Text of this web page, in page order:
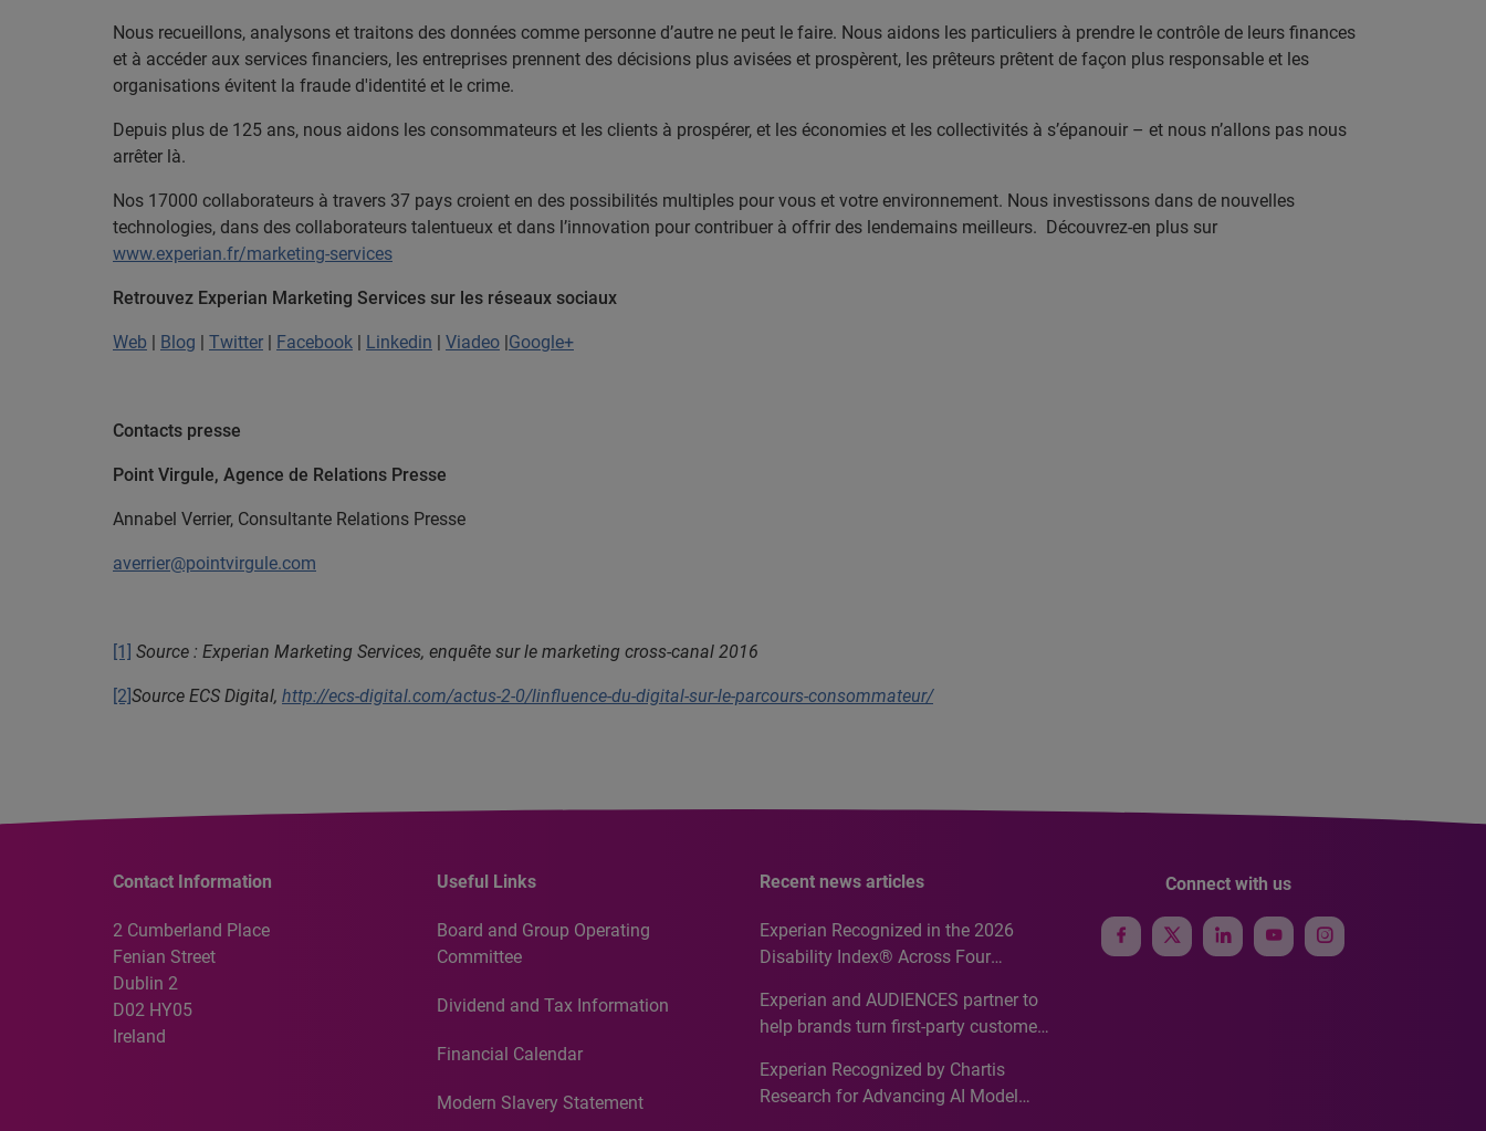
Nous recueillons, analysons et traitons des données comme personne d’autre ne peut le faire. Nous aidons les particuliers à prendre le contrôle de leurs finances
et à accéder aux services financiers, les entreprises prennent des décisions plus avisées et prospèrent, les prêteurs prêtent de façon plus responsable et les
organisations évitent la fraude d'identité et le crime.
Depuis plus de 125 ans, nous aidons les consommateurs et les clients à prospérer, et les économies et les collectivités à s’épanouir – et nous n’allons pas nous
arrêter là.
Nos 17000 collaborateurs à travers 37 pays croient en des possibilités multiples pour vous et votre environnement. Nous investissons dans de nouvelles
technologies, dans des collaborateurs talentueux et dans l’innovation pour contribuer à offrir des lendemains meilleurs. Découvrez-en plus sur
www.experian.fr/marketing-services
Retrouvez Experian Marketing Services sur les réseaux sociaux
Web | Blog | Twitter | Facebook | Linkedin | Viadeo |Google+
Contacts presse
Point Virgule, Agence de Relations Presse
Annabel Verrier, Consultante Relations Presse
averrier@pointvirgule.com
[1] Source : Experian Marketing Services, enquête sur le marketing cross-canal 2016
[2]Source ECS Digital, http://ecs-digital.com/actus-2-0/linfluence-du-digital-sur-le-parcours-consommateur/
Contact Information
2 Cumberland Place
Fenian Street
Dublin 2
D02 HY05
Ireland
Useful Links
Board and Group Operating
Committee
Dividend and Tax Information
Financial Calendar
Modern Slavery Statement
Recent news articles
Experian Recognized in the 2026
Disability Index® Across Four
Recognition for Australia
Experian and AUDIENCES partner to
help brands turn first-party customer
media activation
Experian Recognized by Chartis
Research for Advancing AI Model
Connect with us